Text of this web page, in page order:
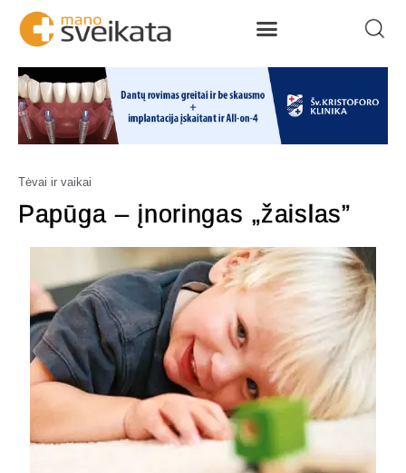
Tėvai ir vaikai
Papūga – įnoringas „žaislas”